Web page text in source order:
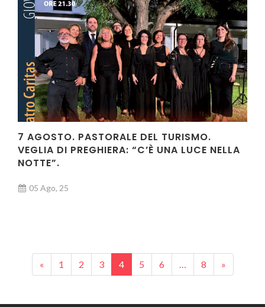
7 AGOSTO. PASTORALE DEL TURISMO.
VEGLIA DI PREGHIERA: “C’È UNA LUCE NELLA
NOTTE”.
05 Ago, 25
Posts navigation
« 1 2 3 4 5 6 … 8 »